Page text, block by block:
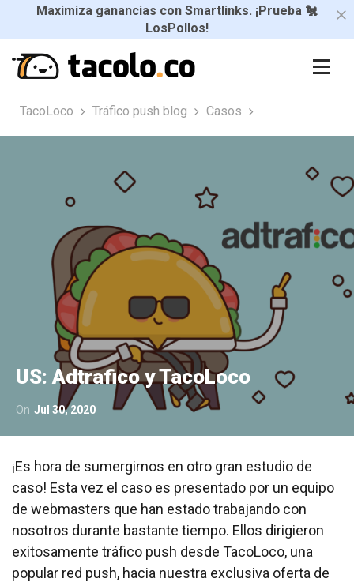
Maximiza ganancias con Smartlinks. ¡Prueba 🐔
LosPollos!
TacoLoco Tráfico push blog Casos
US: Adtrafico y TacoLoco
On Jul 30, 2020
¡Es hora de sumergirnos en otro gran estudio de
caso! Esta vez el caso es presentado por un equipo
de webmasters que han estado trabajando con
nosotros durante bastante tiempo. Ellos dirigieron
exitosamente tráfico push desde TacoLoco, una
popular red push, hacia nuestra exclusiva oferta de